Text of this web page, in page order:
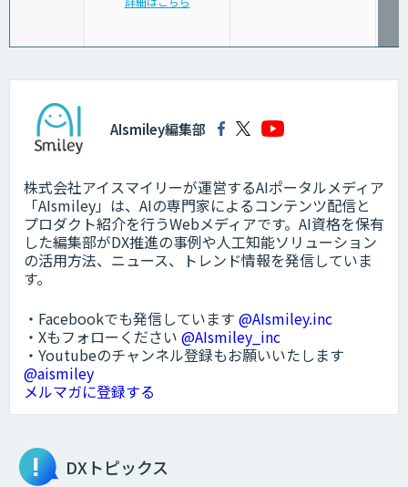
AIsmiley編集部
株式会社アイスマイリーが運営するAIポータルメディア
「AIsmiley」は、AIの専門家によるコンテンツ配信と
プロダクト紹介を行うWebメディアです。AI資格を保有
した編集部がDX推進の事例や人工知能ソリューション
の活用方法、ニュース、トレンド情報を発信していま
す。
・Facebookでも発信しています @AIsmiley.inc
・Xもフォローください @AIsmiley_inc
・Youtubeのチャンネル登録もお願いいたします
@aismiley
メルマガに登録する
DXトピックス